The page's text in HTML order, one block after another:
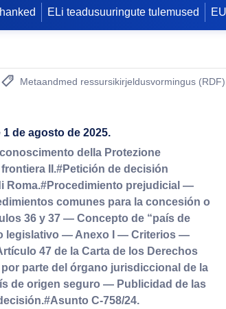
ELi teadusuuringute tulemused
Metaandmed ressursikirjeldusvormingus (RDF)
de agosto de 2025.
della Protezione
II.#Petición de decisión
Roma.#Procedimiento prejudicial —
comunes para la concesión o
36 y 37 — Concepto de “país de
legislativo — Anexo I — Criterios —
47 de la Carta de los Derechos
parte del órgano jurisdiccional de la
de origen seguro — Publicidad de las
C-758/24.